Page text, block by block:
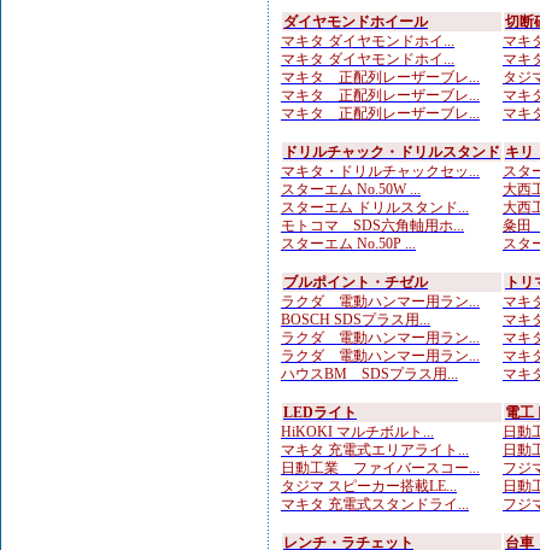
ダイヤモンドホイール
マキタ ダイヤモンドホイ...
マキタ ダイヤモンドホイ...
マキタ 正配列レーザーブレ...
マキタ 正配列レーザーブレ...
マキタ 正配列レーザーブレ...
切断
マキ
マキ
タジ
マキ
マキ
ドリルチャック・ドリルスタンド
マキタ・ドリルチャックセッ...
スターエム No.50W ...
スターエム ドリルスタンド...
モトコマ SDS六角軸用ホ...
スターエム No.50P ...
キリ
スタ
大西
大西
粂田
スタ
ブルポイント・チゼル
ラクダ 電動ハンマー用ラン...
BOSCH SDSプラス用...
ラクダ 電動ハンマー用ラン...
ラクダ 電動ハンマー用ラン...
ハウスBM SDSプラス用...
ト
マキ
マキ
マキ
マキ
マキ
LEDライト
HiKOKI マルチボルト...
マキタ 充電式エリアライト...
日動工業 ファイバースコー...
タジマ スピーカー搭載LE...
マキタ 充電式スタンドライ...
電工
日動
日動
フジ
日動
フジ
レンチ・ラチェット 台車